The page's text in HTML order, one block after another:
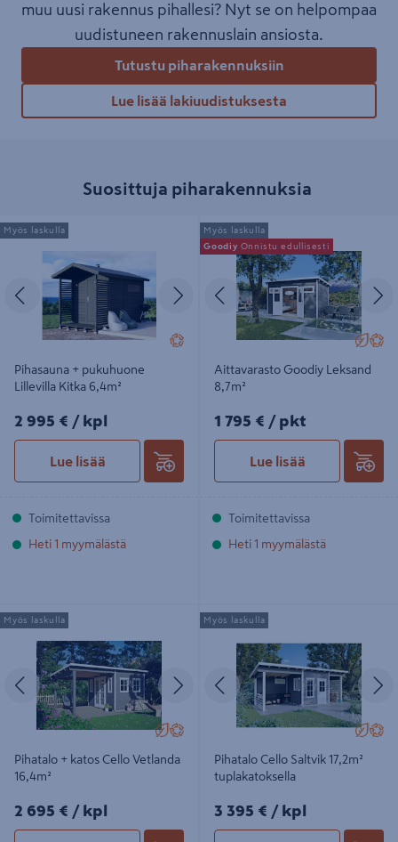
muu uusi rakennus pihallesi? Nyt se on helpompaa
uudistuneen rakennuslain ansiosta.
Tutustu piharakennuksiin
Lue lisää lakiuudistuksesta
Suosittuja piharakennuksia
Pihasauna + pukuhuone Lillevilla
Kitka 6,4m²
Edellinen Seuraava
Pihasauna + pukuhuone
Lillevilla Kitka 6,4m²
2995€/kpl
2 995 € / kpl
Lue lisää
Myös laskulla
Toimitettavissa
Heti 1 myymälästä
Aittavarasto Goodiy Leksand 8,7m²
Edellinen
Aittavarasto Goodiy Leksand
8,7m²
1795€/pkt
1 795 € / pkt
Lue lisää
Myös laskulla
Goodiy Onnistu edullisesti
Toimitettavissa
Heti 1 myymälästä
Pihatalo + katos Cello Vetlanda
16,4m²
Edellinen Seuraava
Pihatalo + katos Cello Vetlanda
16,4m²
2695€/kpl
2 695 € / kpl
Myös laskulla
Pihatalo Cello Saltvik 17,2m²
tuplakatoksella
Edellinen
Pihatalo Cello Saltvik 17,2m²
tuplakatoksella
3395€/kpl
3 395 € / kpl
Myös laskulla